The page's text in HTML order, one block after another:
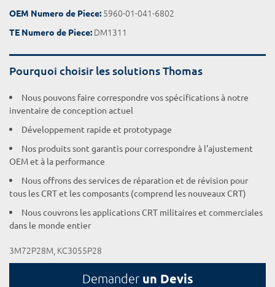
OEM Numero de Piece: 5960-01-041-6802
TE Numero de Piece: DM1311
Pourquoi choisir les solutions Thomas
Nous pouvons faire correspondre vos spécifications à notre
inventaire de conception actuel
Développement rapide et prototypage
Nos produits sont garantis pour correspondre à l'ajustement
OEM et à la performance
Nous offrons des services de réparation et de révision pour
tous les CRT et les composants (comprend les nouveaux CRT)
Nous couvrons les applications CRT militaires et commerciales
dans le monde entier
3M72P28M, KC3055P28
Demander un Devis